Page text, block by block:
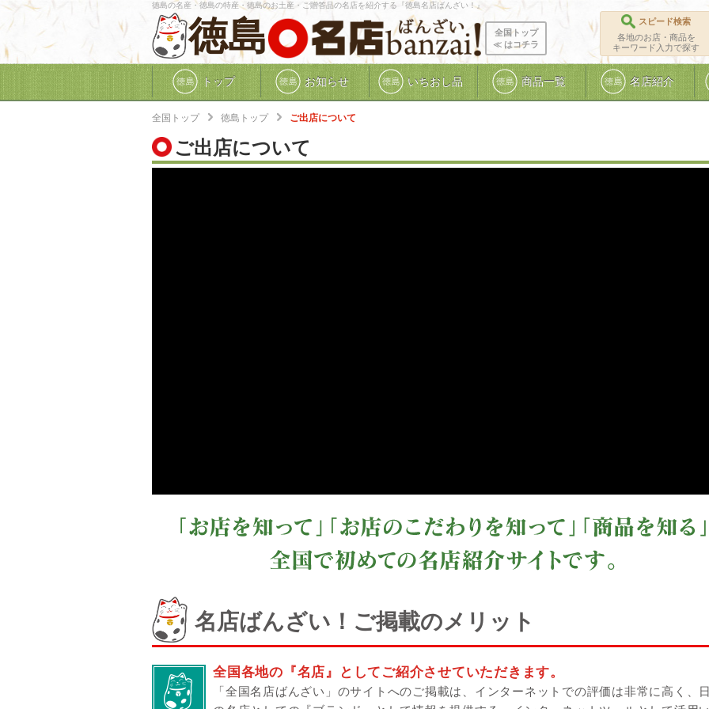
徳島の名産・徳島の特産・徳島のお土産・ご贈答品の名店を紹介する『徳島名店ばんざい！』
徳島
全国トップ
≪ ︎はコチラ
スピード検索
各地のお店・商品を
キーワード入力で探す
トップ お知らせ いちおし品 商品一覧 名店紹介
全国トップ 徳島トップ ご出店について
ご出店について
名店ばんざい！ご掲載のメリット
全国各地の『名店』としてご紹介させていただきます。
「全国名店ばんざい」のサイトへのご掲載は、インターネットでの評価は非常に高く、